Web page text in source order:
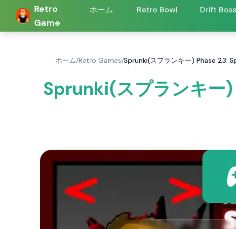
Retro
Game
ホーム Retro Bowl Drift Boss
ホーム/Retro Games/Sprunki(スプランキー) Phase 23:
Sprunki(スプランキー